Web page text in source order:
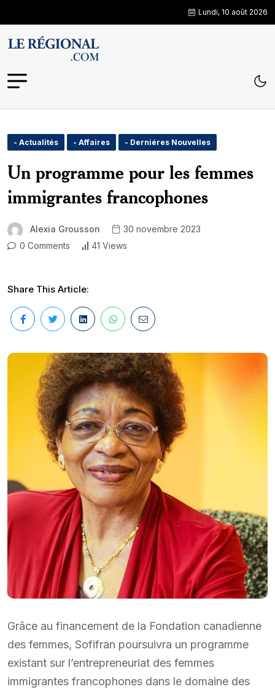
Lundi, 10 août 2026
- Actualités - Affaires - Derniéres Nouvelles
Un programme pour les femmes
immigrantes francophones
Alexia Grousson
30 novembre 2023
0 Comments
41 Views
Share This Article:
Grâce au financement de la Fondation canadienne
des femmes, Sofifran poursuivra un programme
existant sur l’entrepreneuriat des femmes
immigrantes francophones dans le domaine des